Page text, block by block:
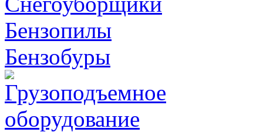
Бензопилы
Бензобуры